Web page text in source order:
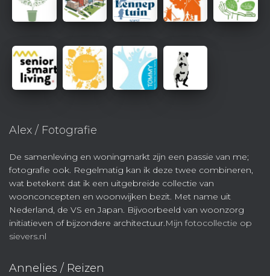
Alex / Fotografie
De samenleving en woningmarkt zijn een passie van me;
fotografie ook. Regelmatig kan ik deze twee combineren,
wat betekent dat ik een uitgebreide collectie van
woonconcepten en woonwijken bezit. Met name uit
Nederland, de VS en Japan. Bijvoorbeeld van woonzorg
initiatieven of bijzondere architectuur.Mijn fotocollectie op
sievers.nl
Annelies / Reizen